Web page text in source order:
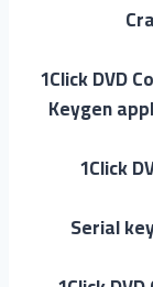
1Click DVD
Keygen
1Click
Serial